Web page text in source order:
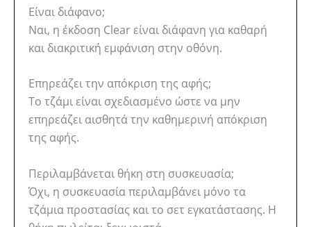
Είναι διάφανο;
Ναι, η έκδοση Clear είναι διάφανη για καθαρή
και διακριτική εμφάνιση στην οθόνη.
Επηρεάζει την απόκριση της αφής;
Το τζάμι είναι σχεδιασμένο ώστε να μην
επηρεάζει αισθητά την καθημερινή απόκριση
της αφής.
Περιλαμβάνεται θήκη στη συσκευασία;
Όχι, η συσκευασία περιλαμβάνει μόνο τα
τζάμια προστασίας και το σετ εγκατάστασης. Η